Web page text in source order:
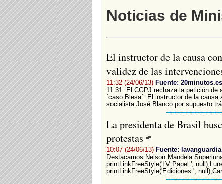
Noticias de
El instructor de la causa
validez de las
11:32 (24/06/13) Fuente: 20minutos.es
11.31: El CGPJ rechaza la petición de
´caso Blesa´. El instructor de la
socialista José Blanco por supuesto
La presidenta de Brasil
protestas
10:07 (24/06/13) Fuente:
Destacamos Nelson Mandela
printLinkFreeStyle('LV Papel ',
printLinkFreeStyle('Ediciones ',